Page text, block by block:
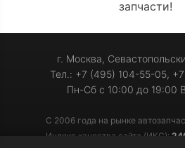
запчасти!
г. Москва,
Тел.: +7 (495) 104-55-05,
Пн-Сб с 10:00 до 19:00
С 2006 года на рынке
Индекс качества сайта (ИКС):